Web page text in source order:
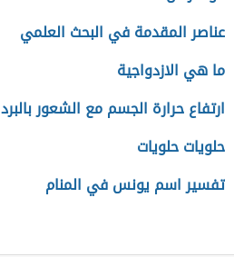
عناصر المقدمة في البحث العلمي
ما هي الازدواجية
ارتفاع حرارة الجسم مع الشعور بالبرد
حلويات حلويات
تفسير اسم يونس في المنام